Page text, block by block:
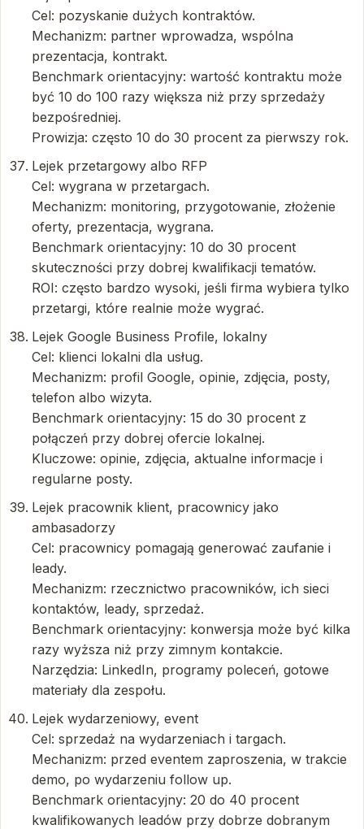
Cel: pozyskanie dużych kontraktów.
Mechanizm: partner wprowadza, wspólna
prezentacja, kontrakt.
Benchmark orientacyjny: wartość kontraktu może
być 10 do 100 razy większa niż przy sprzedaży
bezpośredniej.
Prowizja: często 10 do 30 procent za pierwszy rok.
Lejek przetargowy albo RFP
Cel: wygrana w przetargach.
Mechanizm: monitoring, przygotowanie, złożenie
oferty, prezentacja, wygrana.
Benchmark orientacyjny: 10 do 30 procent
skuteczności przy dobrej kwalifikacji tematów.
ROI: często bardzo wysoki, jeśli firma wybiera tylko
przetargi, które realnie może wygrać.
Lejek Google Business Profile, lokalny
Cel: klienci lokalni dla usług.
Mechanizm: profil Google, opinie, zdjęcia, posty,
telefon albo wizyta.
Benchmark orientacyjny: 15 do 30 procent z
połączeń przy dobrej ofercie lokalnej.
Kluczowe: opinie, zdjęcia, aktualne informacje i
regularne posty.
Lejek pracownik klient, pracownicy jako
ambasadorzy
Cel: pracownicy pomagają generować zaufanie i
leady.
Mechanizm: rzecznictwo pracowników, ich sieci
kontaktów, leady, sprzedaż.
Benchmark orientacyjny: konwersja może być kilka
razy wyższa niż przy zimnym kontakcie.
Narzędzia: LinkedIn, programy poleceń, gotowe
materiały dla zespołu.
Lejek wydarzeniowy, event
Cel: sprzedaż na wydarzeniach i targach.
Mechanizm: przed eventem zaproszenia, w trakcie
demo, po wydarzeniu follow up.
Benchmark orientacyjny: 20 do 40 procent
kwalifikowanych leadów przy dobrze dobranym